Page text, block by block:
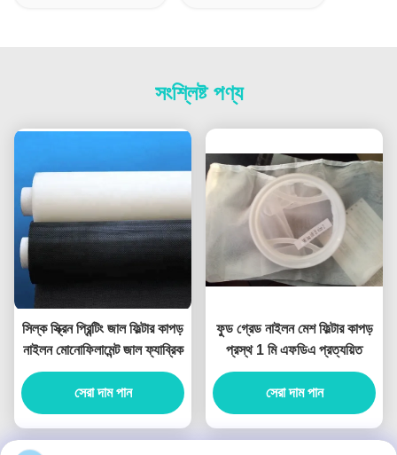
সংশ্লিষ্ট পণ্য
সিল্ক স্ক্রিন প্রিন্টিং জাল ফিল্টার কাপড়
নাইলন মোনোফিলামেন্ট জাল ফ্যাব্রিক
সেরা দাম পান
ফুড গ্রেড নাইলন মেশ ফিল্টার কাপড়
প্রস্থ 1 মি এফডিএ প্রত্যয়িত
সেরা দাম পান